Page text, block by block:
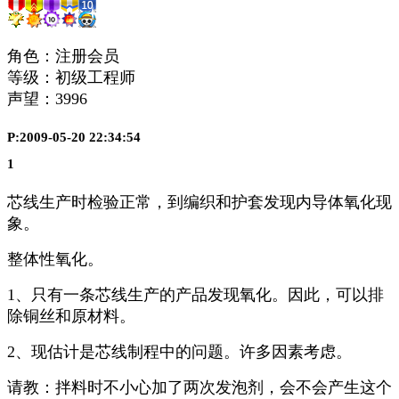
角色：注册会员
等级：初级工程师
声望： 3996
P:2009-05-20 22:34:54
1
芯线生产时检验正常，到编织和护套发现内导体氧化现
象。
整体性氧化。
1、只有一条芯线生产的产品发现氧化。因此，可以排
除铜丝和原材料。
2、现估计是芯线制程中的问题。许多因素考虑。
请教：拌料时不小心加了两次发泡剂，会不会产生这个